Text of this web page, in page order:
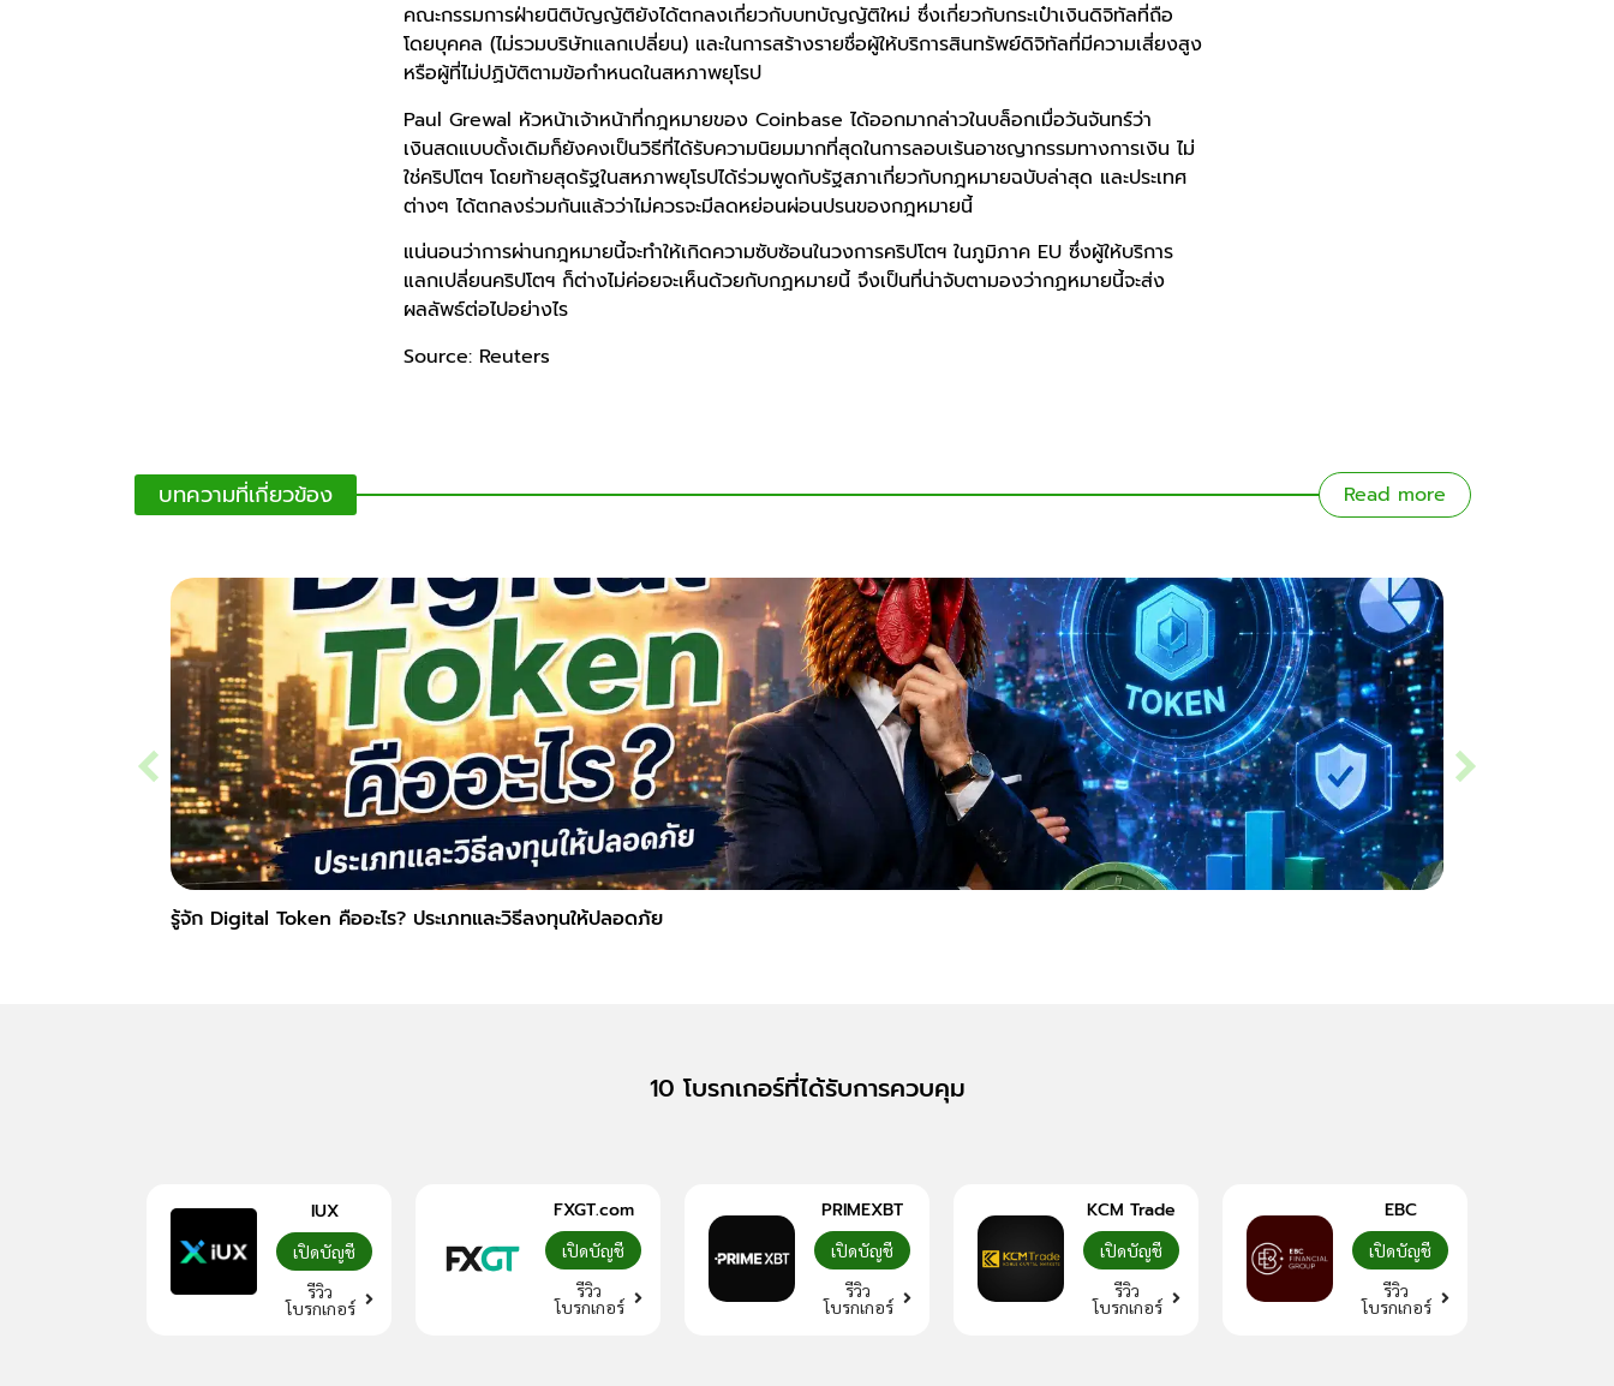
คณะกรรมการฝ่ายนิติบัญญัติยังได้ตกลงเกี่ยวกับบทบัญญัติใหม่ ซึ่งเกี่ยวกับกระเป๋าเงินดิจิทัลที่ถือ
โดยบุคคล (ไม่รวมบริษัทแลกเปลี่ยน) และในการสร้างรายชื่อผู้ให้บริการสินทรัพย์ดิจิทัลที่มีความเสี่ยงสูง
หรือผู้ที่ไม่ปฏิบัติตามข้อกำหนดในสหภาพยุโรป
Paul Grewal หัวหน้าเจ้าหน้าที่กฎหมายของ Coinbase ได้ออกมากล่าวในบล็อกเมื่อวันจันทร์ว่า
เงินสดแบบดั้งเดิมก็ยังคงเป็นวิธีที่ได้รับความนิยมมากที่สุดในการลอบเร้นอาชญากรรมทางการเงิน ไม่
ใช่คริปโตฯ โดยท้ายสุดรัฐในสหภาพยุโรปได้ร่วมพูดกับรัฐสภาเกี่ยวกับกฎหมายฉบับล่าสุด และประเทศ
ต่างๆ ได้ตกลงร่วมกันแล้วว่าไม่ควรจะมีลดหย่อนผ่อนปรนของกฎหมายนี้
แน่นอนว่าการผ่านกฎหมายนี้จะทำให้เกิดความซับซ้อนในวงการคริปโตฯ ในภูมิภาค EU ซึ่งผู้ให้บริการ
แลกเปลี่ยนคริปโตฯ ก็ต่างไม่ค่อยจะเห็นด้วยกับกฏหมายนี้ จึงเป็นที่น่าจับตามองว่ากฏหมายนี้จะส่ง
ผลลัพธ์ต่อไปอย่างไร
Source: Reuters
บทความที่เกี่ยวข้อง Read more
รู้จัก Digital Token คืออะไร? ประเภทและวิธีลงทุนให้ปลอดภัย
10 โบรกเกอร์ที่ได้รับการควบคุม
IUX
เปิดบัญชี
รีวิว
โบรกเกอร์
FXGT.com
เปิดบัญชี
รีวิว
โบรกเกอร์
PRIMEXBT
เปิดบัญชี
รีวิว
โบรกเกอร์
KCM Trade
เปิดบัญชี
รีวิว
โบรกเกอร์
EBC
เปิดบัญชี
รีวิว
โบรกเกอร์